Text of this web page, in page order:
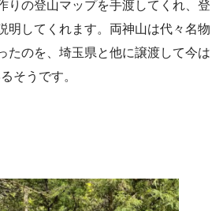
りの登山マップを手渡してくれ、登
明してくれます。両神山は代々名物
たのを、埼玉県と他に譲渡して今は
そうです。